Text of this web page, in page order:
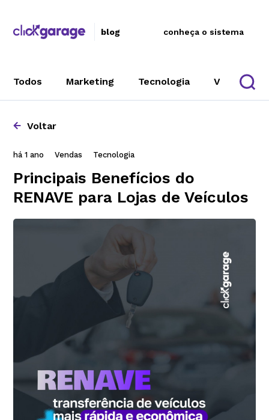
blog conheça o sistema
Todos Marketing Tecnologia Vendas
Voltar
há 1 ano Vendas Tecnologia
Principais Benefícios do
RENAVE para Lojas de Veículos